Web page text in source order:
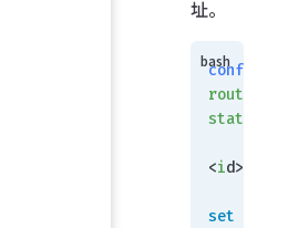
址。
config
router
static
<id>
set